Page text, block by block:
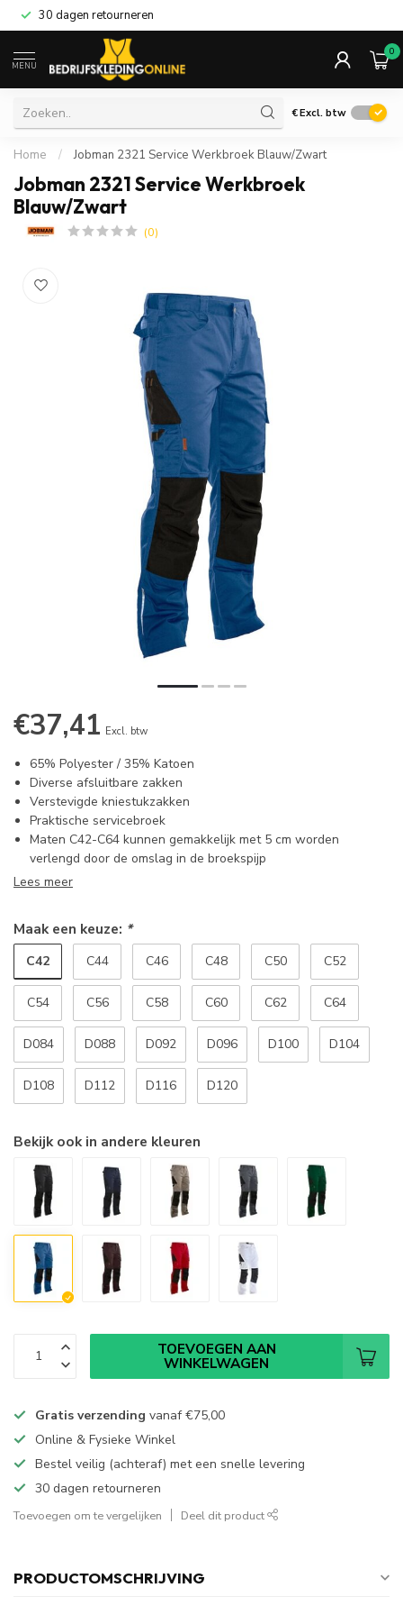
30 dagen retourneren
MENU
0
€Excl. btw
Home / Jobman 2321 Service Werkbroek Blauw/Zwart
Jobman 2321 Service Werkbroek
Blauw/Zwart
(0)
€37,41 Excl. btw
65% Polyester / 35% Katoen
Diverse afsluitbare zakken
Verstevigde kniestukzakken
Praktische servicebroek
Maten C42-C64 kunnen gemakkelijk met 5 cm worden
verlengd door de omslag in de broekspijp
Lees meer
Maak een keuze: *
C42 C44 C46 C48 C50 C52
C54 C56 C58 C60 C62 C64
D084 D088 D092 D096 D100 D104
D108 D112 D116 D120
Bekijk ook in andere kleuren
TOEVOEGEN AAN
WINKELWAGEN
Gratis verzending vanaf€75,00
Online & Fysieke Winkel
Bestel veilig (achteraf) met een snelle levering
30 dagen retourneren
Toevoegen om te vergelijken Deel dit product
PRODUCTOMSCHRIJVING